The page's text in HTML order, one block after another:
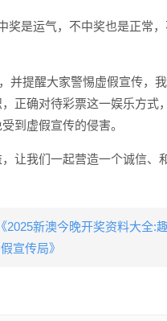
奖是运气，不中奖也是正常
并提醒大家警惕虚假宣传，
正确对待彩票这一娱乐方式
到虚假宣传的侵害。
让我们一起营造一个诚信、
《2025新澳今晚开奖资料大全:
宣传局》